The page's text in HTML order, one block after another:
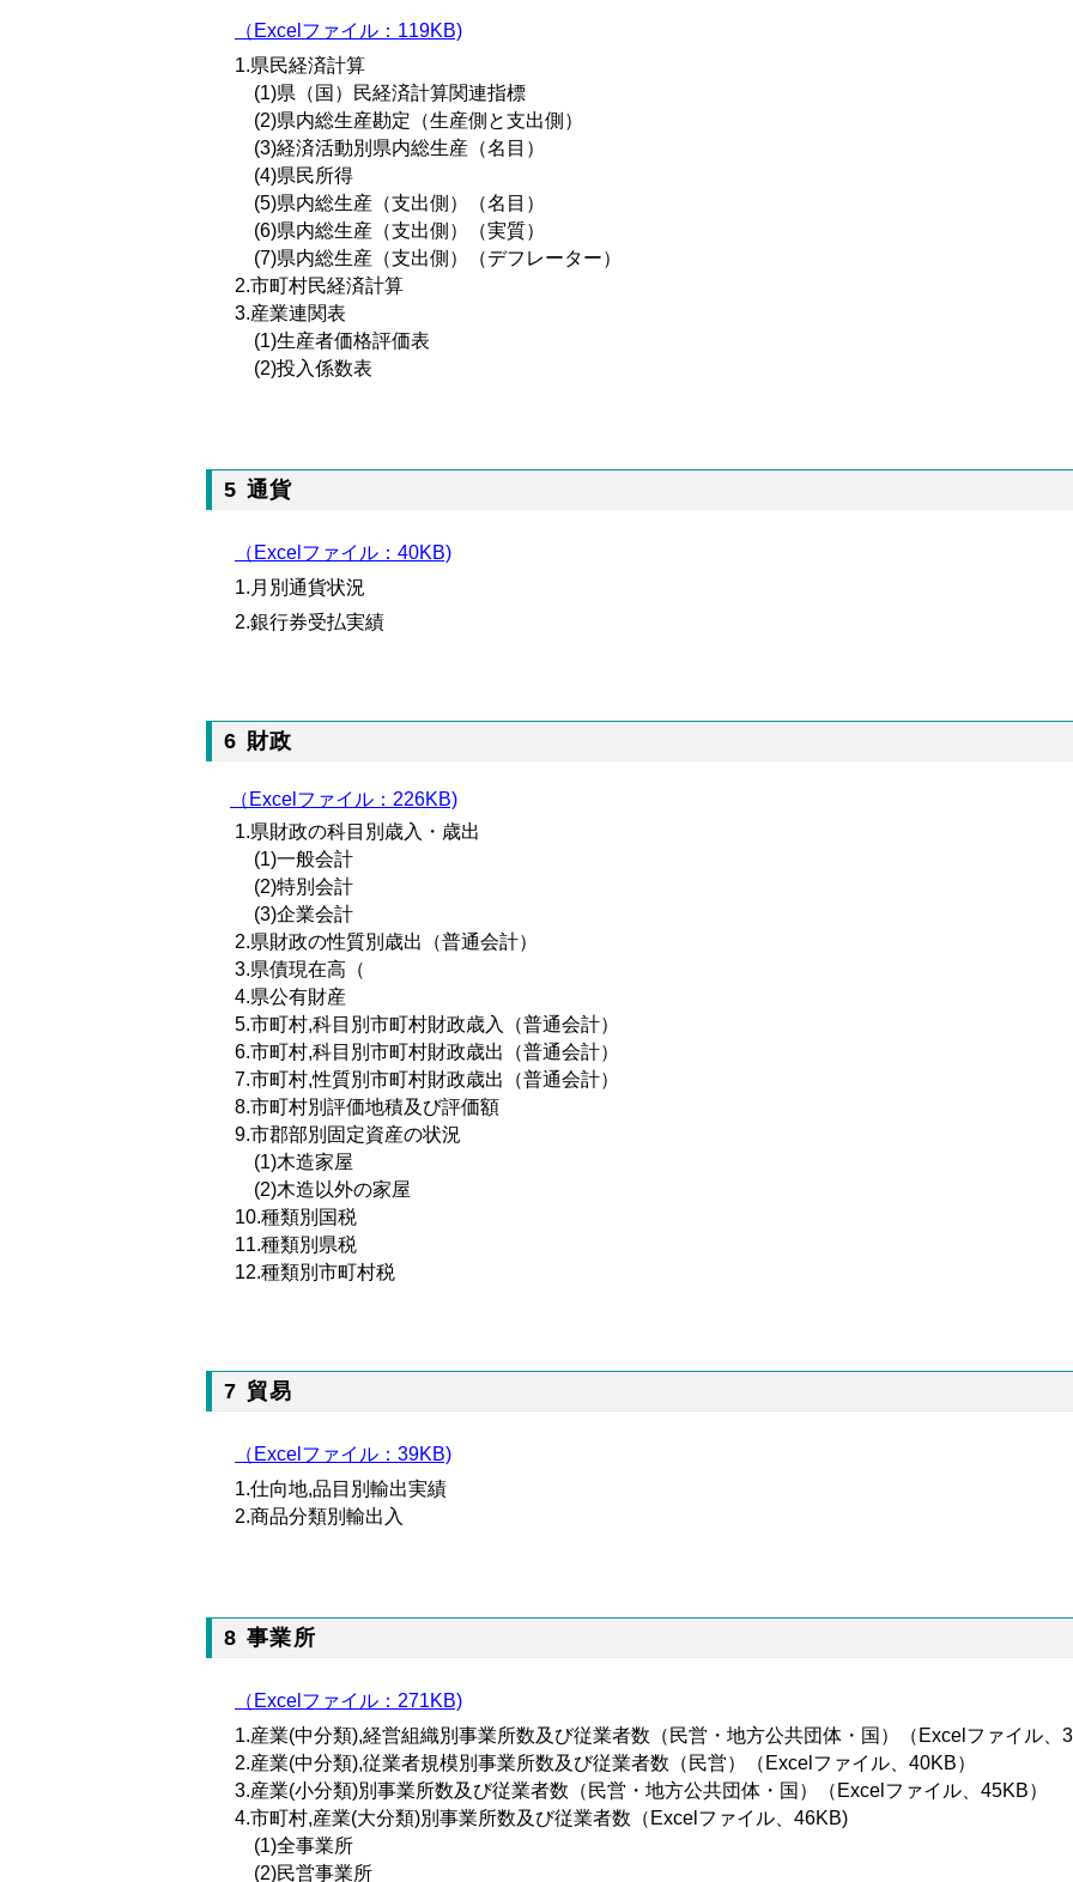
（Excelファイル：119KB)
1.県民経済計算
(1)県（国）民経済計算関連指標
(2)県内総生産勘定（生産側と支出側）
(3)経済活動別県内総生産（名目）
(4)県民所得
(5)県内総生産（支出側）（名目）
(6)県内総生産（支出側）（実質）
(7)県内総生産（支出側）（デフレーター）
2.市町村民経済計算
3.産業連関表
(1)生産者価格評価表
(2)投入係数表
5 通貨
（Excelファイル：40KB)
1.月別通貨状況
2.銀行券受払実績
6 財政
（Excelファイル：226KB)
1.県財政の科目別歳入・歳出
(1)一般会計
(2)特別会計
(3)企業会計
2.県財政の性質別歳出（普通会計）
3.県債現在高（
4.県公有財産
5.市町村,科目別市町村財政歳入（普通会計）
6.市町村,科目別市町村財政歳出（普通会計）
7.市町村,性質別市町村財政歳出（普通会計）
8.市町村別評価地積及び評価額
9.市郡部別固定資産の状況
(1)木造家屋
(2)木造以外の家屋
10.種類別国税
11.種類別県税
12.種類別市町村税
7 貿易
（Excelファイル： 39KB)
1.仕向地,品目別輸出実績
2.商品分類別輸出入
8 事業所
（Excelファイル：271KB)
1.産業(中分類),経営組織別事業所数及び従業者数（民営・地方公共団体・国）（Excelファイル、
2.産業(中分類),従業者規模別事業所数及び従業者数（民営）（Excelファイル、40KB）
3.産業(小分類)別事業所数及び従業者数（民営・地方公共団体・国）（Excelファイル、45KB）
4.市町村,産業(大分類)別事業所数及び従業者数（Excelファイル、46KB)
(1)全事業所
(2)民営事業所